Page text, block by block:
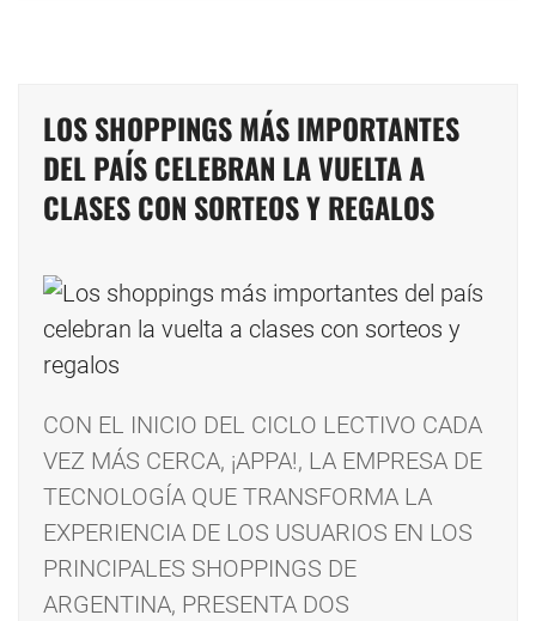
LOS SHOPPINGS MÁS IMPORTANTES
DEL PAÍS CELEBRAN LA VUELTA A
CLASES CON SORTEOS Y REGALOS
CON EL INICIO DEL CICLO LECTIVO CADA
VEZ MÁS CERCA, ¡APPA!, LA EMPRESA DE
TECNOLOGÍA QUE TRANSFORMA LA
EXPERIENCIA DE LOS USUARIOS EN LOS
PRINCIPALES SHOPPINGS DE
ARGENTINA, PRESENTA DOS